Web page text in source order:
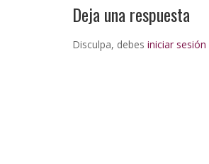
Deja una respuesta
Disculpa, debes iniciar sesión